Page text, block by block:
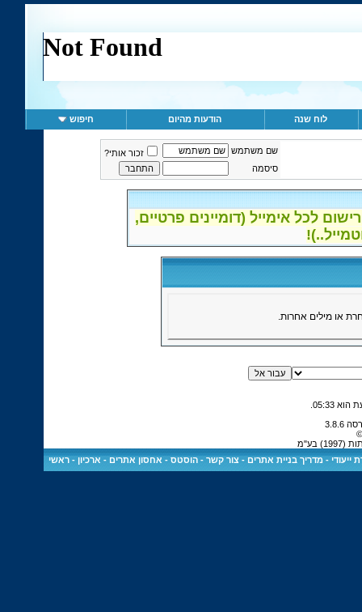
לוח שנה הודעות מהיום חיפוש
שם משתמש
זכור אותי?
סיסמה
לכל אימייל (דומיינים פרטיים,
או מילים אחרות.
05:33
בע"מ
ייעודי -מדריך בניית אתרים -צור קשר -הוסטס - אחסון אתרים - ארכיון -ראשי